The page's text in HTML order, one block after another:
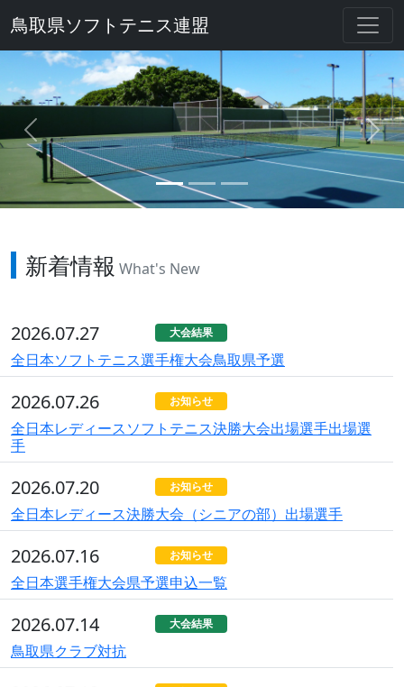
鳥取県ソフトテニス連盟
Previous Next
新着情報 What's New
2026.07.27 大会結果
全日本ソフトテニス選手権大会鳥取県予選
2026.07.26 お知らせ
全日本レディースソフトテニス決勝大会出場選手出場選
手
2026.07.20 お知らせ
全日本レディース決勝大会（シニアの部）出場選手
2026.07.16 お知らせ
全日本選手権大会県予選申込一覧
2026.07.14 大会結果
鳥取県クラブ対抗